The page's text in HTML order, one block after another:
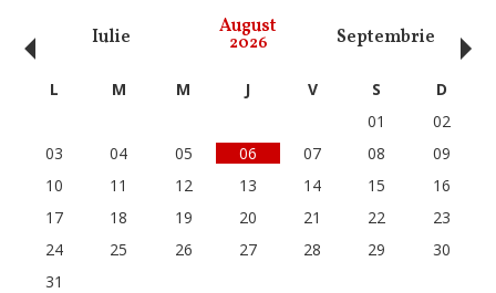
Iulie August
2026 Septembrie
‹ L M M J V S
D
01
02
03
04 05 06 07 08
09
10
11 12 13 14 15
16
17
18 19 20 21 22
23
24
25 26 27 28 29
30
31